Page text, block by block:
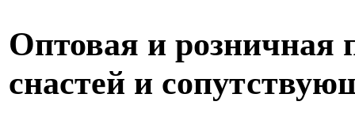
Оптовая и розничная
снастей и